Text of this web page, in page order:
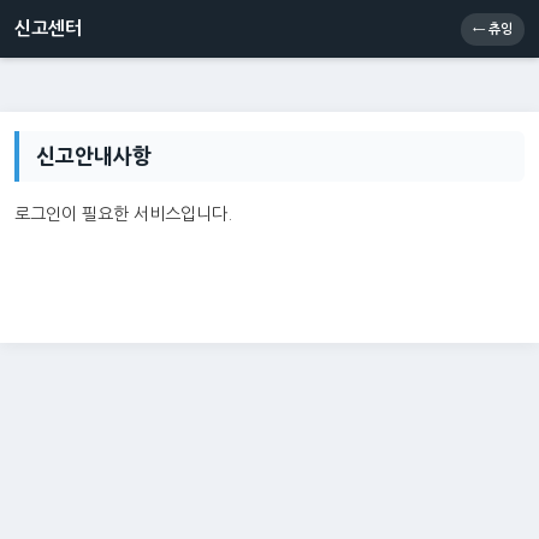
신고센터 메인
신고센터 ← 츄잉
신고안내사항
로그인이 필요한 서비스입니다.